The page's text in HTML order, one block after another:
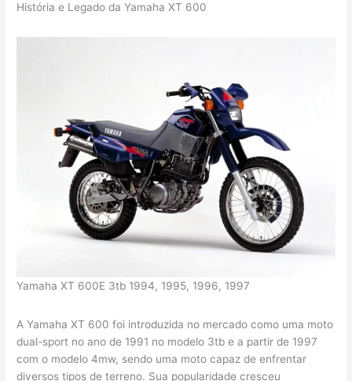
História e Legado da Yamaha XT 600
Yamaha XT 600E 3tb 1994, 1995, 1996, 1997
A Yamaha XT 600 foi introduzida no mercado como uma moto
dual-sport no ano de 1991 no modelo 3tb e a partir de 1997
com o modelo 4mw, sendo uma moto capaz de enfrentar
diversos tipos de terreno. Sua popularidade cresceu